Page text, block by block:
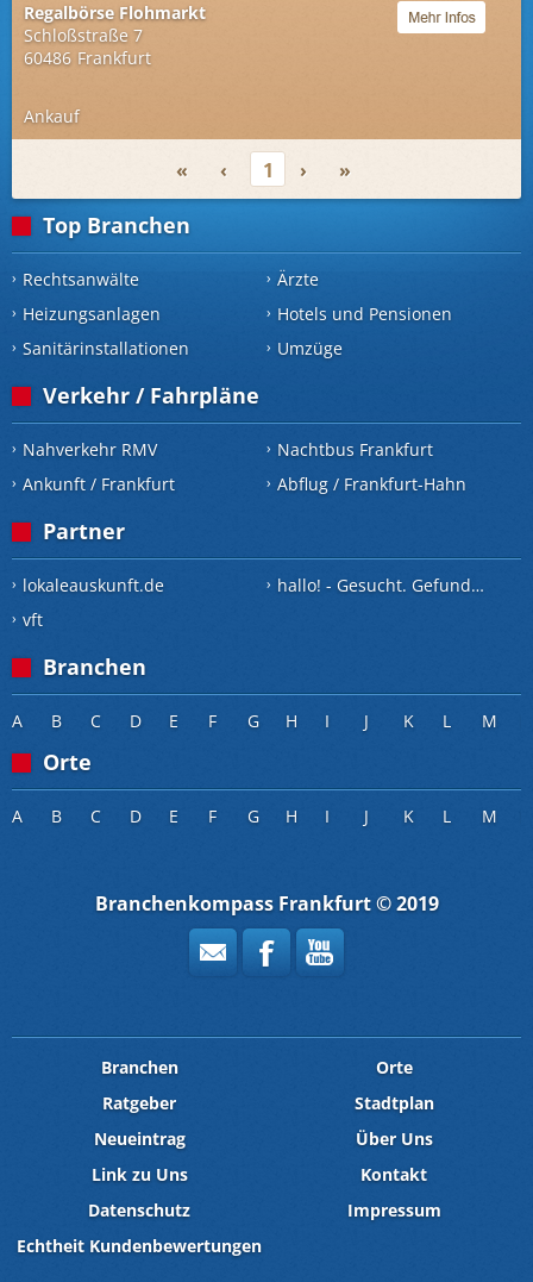
Regalbörse Flohmarkt
Schloßstraße 7
60486 Frankfurt
Ankauf
« ‹ 1 › »
Top Branchen
Rechtsanwälte Ärzte
Heizungsanlagen
Hotels und Pensionen
Sanitärinstallationen
Umzüge
Verkehr / Fahrpläne
Nahverkehr RMV Nachtbus Frankfurt
Ankunft / Frankfurt
Abflug / Frankfurt-Hahn
Partner
lokaleauskunft.de hallo! - Gesucht. Gefunden.
vft
Branchen
A B C D E F G H I J K L M
Orte
A B C D E F G H I J K L M
Branchenkompass Frankfurt © 2019
Branchen
Orte
Ratgeber
Stadtplan
Neueintrag
Über Uns
Link zu Uns
Kontakt
Datenschutz
Impressum
Echtheit Kundenbewertungen